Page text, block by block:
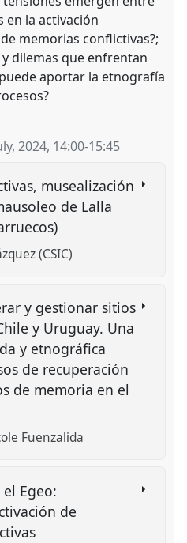
en la activación
memorias conflictivas?;
dilemas que enfrentan
aportar la etnografía
2024, 14:00-15:45
musealización
de Lalla
(CSIC)
y gestionar sitios
y Uruguay. Una
y etnográfica
de recuperación
de memoria en el
Fuenzalida
Egeo:
de